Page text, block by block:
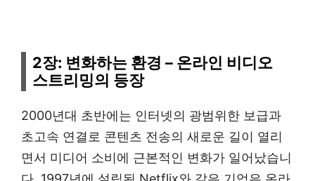
2장: 변화하는 환경 – 온라인 비디오
스트리밍의 등장
2000년대 초반에는 인터넷의 광범위한 보급과
초고속 연결로 콘텐츠 전송의 새로운 길이 열리
면서 미디어 소비에 근본적인 변화가 일어났습니